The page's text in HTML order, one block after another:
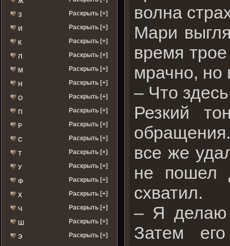
З Раскрыть [+]
И Раскрыть [+]
К Раскрыть [+]
Л Раскрыть [+]
М Раскрыть [+]
Н Раскрыть [+]
О Раскрыть [+]
П Раскрыть [+]
Р Раскрыть [+]
С Раскрыть [+]
Т Раскрыть [+]
У Раскрыть [+]
Ф Раскрыть [+]
Х Раскрыть [+]
Ч Раскрыть [+]
Ш Раскрыть [+]
Э Раскрыть [+]
волна
Мари
время
мрачно, но
– Что
Резкий
все же
не пошел
схватил.
– Я делаю
Затем